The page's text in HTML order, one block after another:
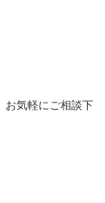
お気軽にご相談下